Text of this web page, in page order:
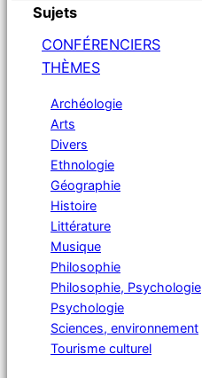
Sujets
CONFÉRENCIERS
THÈMES
Archéologie
Arts
Divers
Ethnologie
Géographie
Histoire
Littérature
Musique
Philosophie
Philosophie, Psychologie
Psychologie
Sciences, environnement
Tourisme culturel